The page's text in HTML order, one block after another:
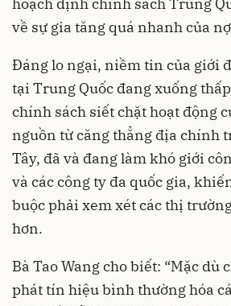
về sự gia tăng quá nhanh của
Đáng lo ngại, niềm tin của giới
tại Trung Quốc đang xuống
chính sách siết chặt hoạt động
nguồn từ căng thẳng địa chính
Tây, đã và đang làm khó giới
và các công ty đa quốc gia,
buộc phải xem xét các thị
hơn.
Bà Tao Wang cho biết: “Mặc dù
phát tín hiệu bình thường hóa